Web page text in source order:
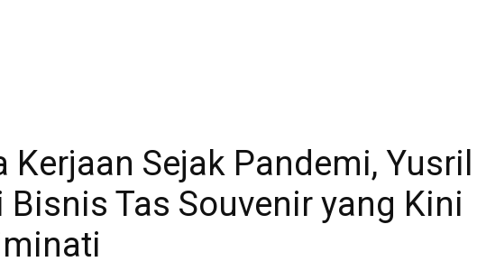
Kerjaan Sejak Pandemi, Yusril
Tas Souvenir yang Kini